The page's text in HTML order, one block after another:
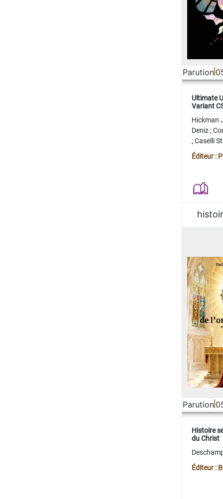
Parution
Ultimate
Variant
Hickman
Deniz;
;Caselli
Juan
Éditeur :
Parution
Histoire
du Christ
Éditeur :